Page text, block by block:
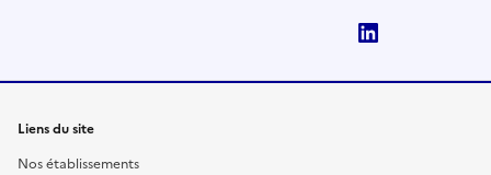
Liens du site
Nos établissements